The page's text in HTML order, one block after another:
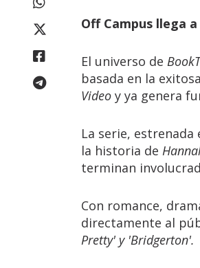
Off Campus llega
El universo de
basada en la
Video y ya genera
La serie, estrenada
la historia de
terminan
Con romance,
directamente al
Pretty' y 'Bridgerton'.